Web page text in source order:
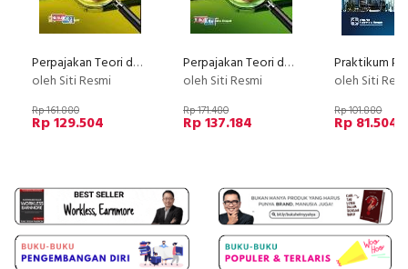
Perpajakan Teori dan Kasus 2, E8
oleh Siti Resmi
Rp 161.880
Rp 129.504
Perpajakan Teori dan Kasus 1, E8
oleh Siti Resmi
Rp 171.480
Rp 137.184
oleh Siti
Rp 101.880
Rp 81.504